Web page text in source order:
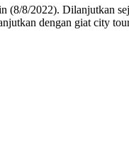
(8/8/2022). Dilanjutkan
dengan giat city